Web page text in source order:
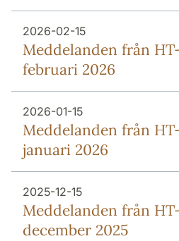
2026-02-15
Meddelanden från
februari 2026
2026-01-15
Meddelanden från
januari 2026
2025-12-15
Meddelanden från
december 2025